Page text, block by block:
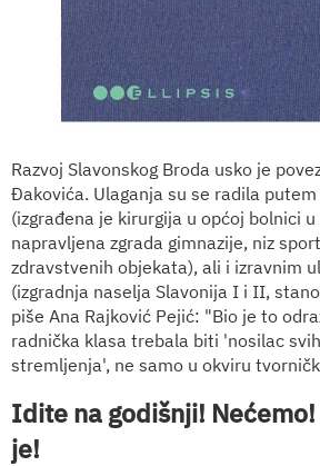
Razvoj Slavonskog Broda usko je
Đakovića. Ulaganja su se radila
(izgrađena je kirurgija u općoj bolnici
napravljena zgrada gimnazije, niz
zdravstvenih objekata), ali i izravnim
(izgradnja naselja Slavonija I i II,
piše Ana Rajković Pejić: "Bio je to
radnička klasa trebala biti 'nosilac
stremljenja', ne samo u okviru
Idite na godišnji!
je!